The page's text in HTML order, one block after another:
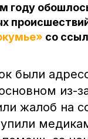
году
со
были
из-
жалоб на